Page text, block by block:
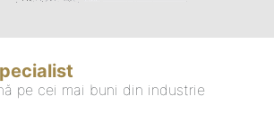
pe cei mai buni din industrie